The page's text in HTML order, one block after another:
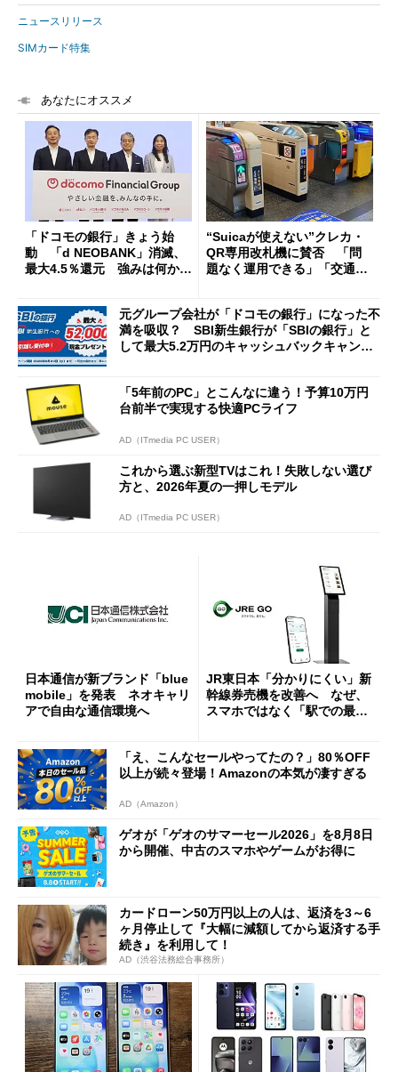
ニュースリリース
SIMカード特集
あなたにオススメ
「ドコモの銀行」きょう始
動 「d NEOBANK」消滅、
最大4.5％還元 強みは何か解
“Suicaが使えない”クレカ・
QR専用改札機に賛否 「問
題なく運用できる」「交通系I
元グループ会社が「ドコモの銀行」になった不
満を吸収？ SBI新生銀行が「SBIの銀行」と
して最大5.2万円のキャッシュバックキャンペ
「5年前のPC」とこんなに違う！予算10万円
台前半で実現する快適PCライフ
AD（ITmedia PC USER）
これから選ぶ新型TVはこれ！失敗しない選び
方と、2026年夏の一押しモデル
AD（ITmedia PC USER）
日本通信が新ブランド「blue
mobile」を発表 ネオキャリ
アで自由な通信環境へ
JR東日本「分かりにくい」新
幹線券売機を改善へ なぜ、
スマホではなく「駅での最短
「え、こんなセールやってたの？」80％OFF
以上が続々登場！Amazonの本気が凄すぎる
AD（Amazon）
ゲオが「ゲオのサマーセール2026」を8月8日
から開催、中古のスマホやゲームがお得に
カードローン50万円以上の人は、返済を3～6
ヶ月停止して『大幅に減額してから返済する手
続き』を利用して！
AD（渋谷法務総合事務所）